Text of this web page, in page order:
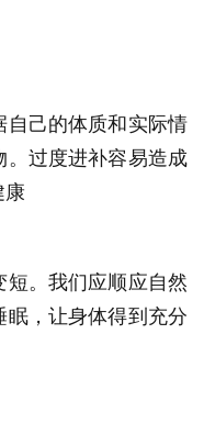
己的体质和实际情
过度进补容易造成
康
。我们应顺应自然
，让身体得到充分